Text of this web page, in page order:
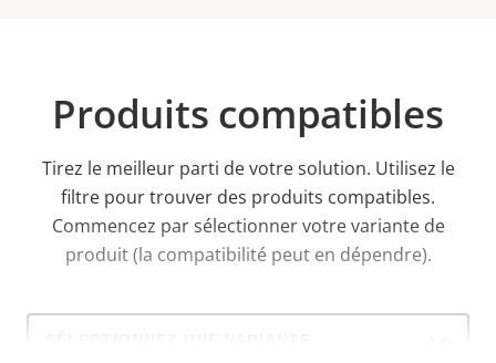
Produits compatibles
Tirez le meilleur parti de votre solution. Utilisez le
filtre pour trouver des produits compatibles.
Commencez par sélectionner votre variante de
produit (la compatibilité peut en dépendre).
Select